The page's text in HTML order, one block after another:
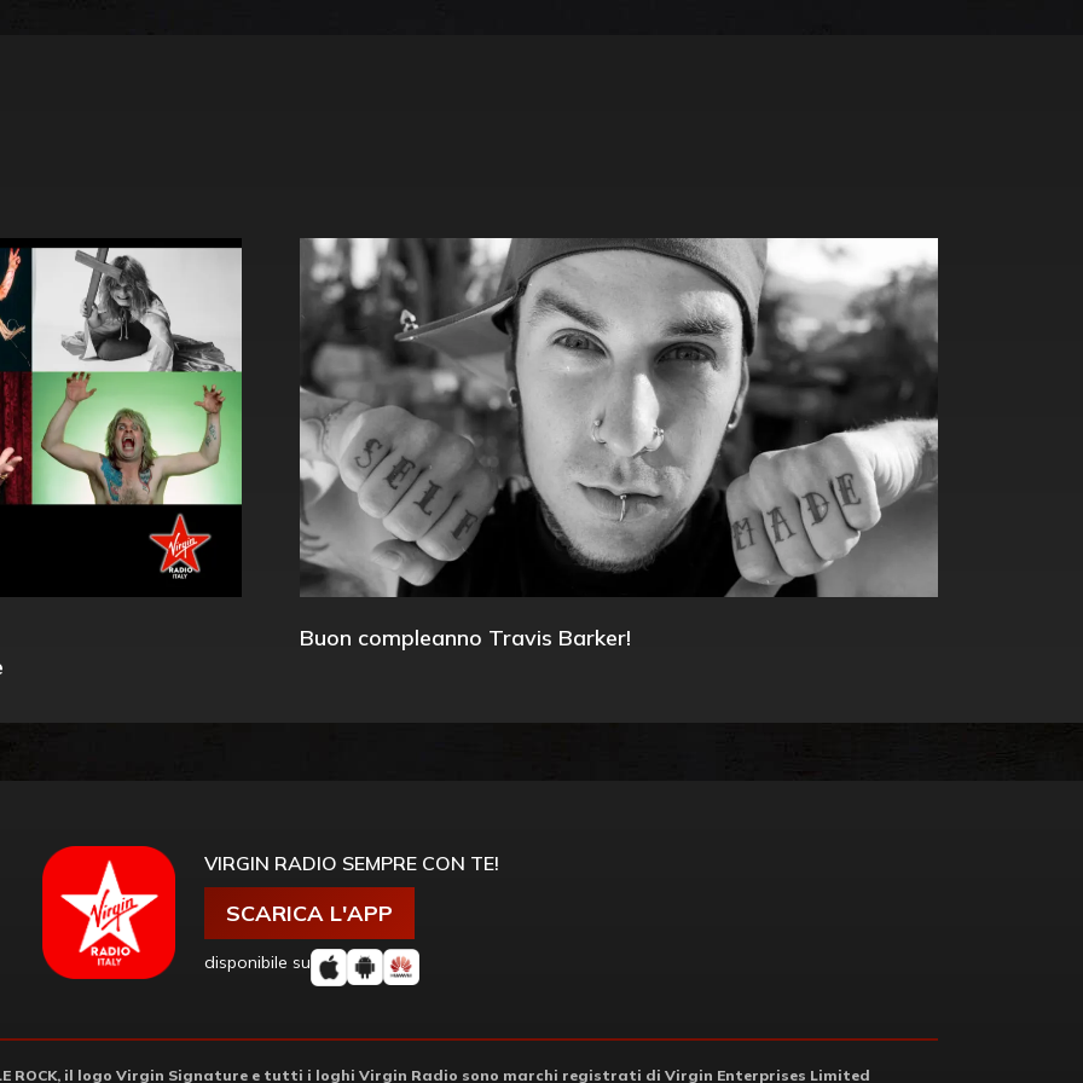
Buon compleanno Travis Barker!
VIRGIN RADIO SEMPRE CON TE!
SCARICA L'APP
disponibile su
ROCK, il logo Virgin Signature e tutti i loghi Virgin Radio sono marchi registrati di Virgin Enterprises Limited